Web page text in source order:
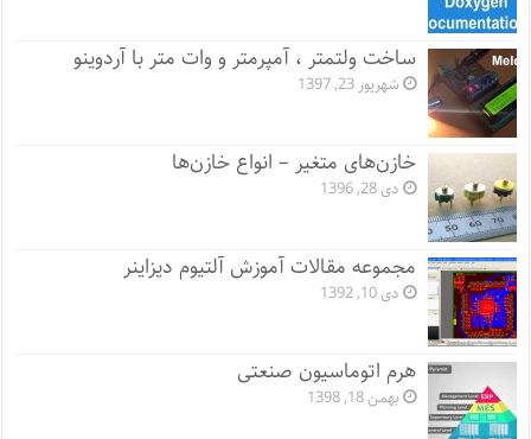
ساخت ولتمتر ، آمپرمتر و وات متر با آردوینو
شهریور 23, 1397
خازن‌های متغیر – انواع خازن‌ها
دی 28, 1396
مجموعه مقالات آموزش آلتیوم دیزاینر
دی 10, 1392
هرم اتوماسیون صنعتی
بهمن 18, 1398